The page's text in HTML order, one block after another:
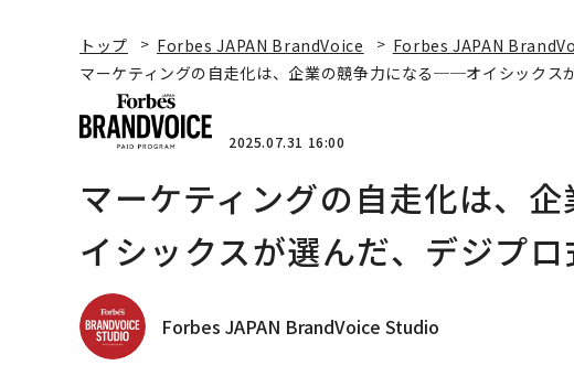
トップ Forbes JAPAN BrandVoice
Forbes JAPAN
マーケティングの自走化は、企業の競争力になる──オイシックス
2025.07.31 16:00
マーケティングの自走化は、
イシックスが選んだ、デジプ
Forbes JAPAN BrandVoice Studio